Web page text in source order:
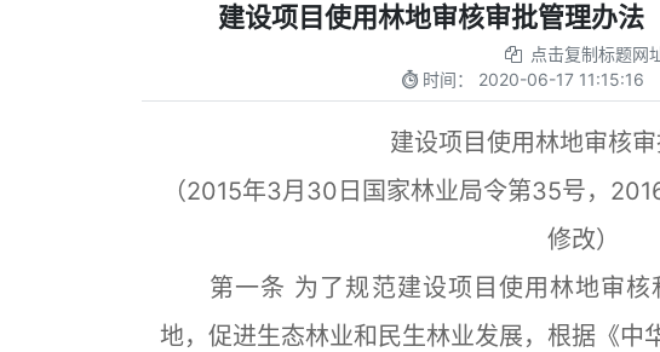
建设项目使用林地审核审批管理办法
点击复制标题网
时间： 2020-06-17 11:15:16
建设项目使用林地审核
（2015年3月30日国家林业局令第35号，
修改）
第一条 为了规范建设项目使用林地审核
地，促进生态林业和民生林业发展，根据《中